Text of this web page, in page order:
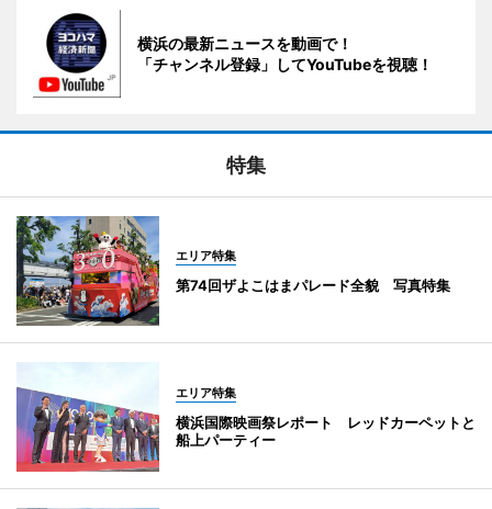
横浜の最新ニュースを動画で！
「チャンネル登録」してYouTubeを視聴！
特集
エリア特集
第74回ザよこはまパレード全貌 写真特集
エリア特集
横浜国際映画祭レポート レッドカーペットと
船上パーティー